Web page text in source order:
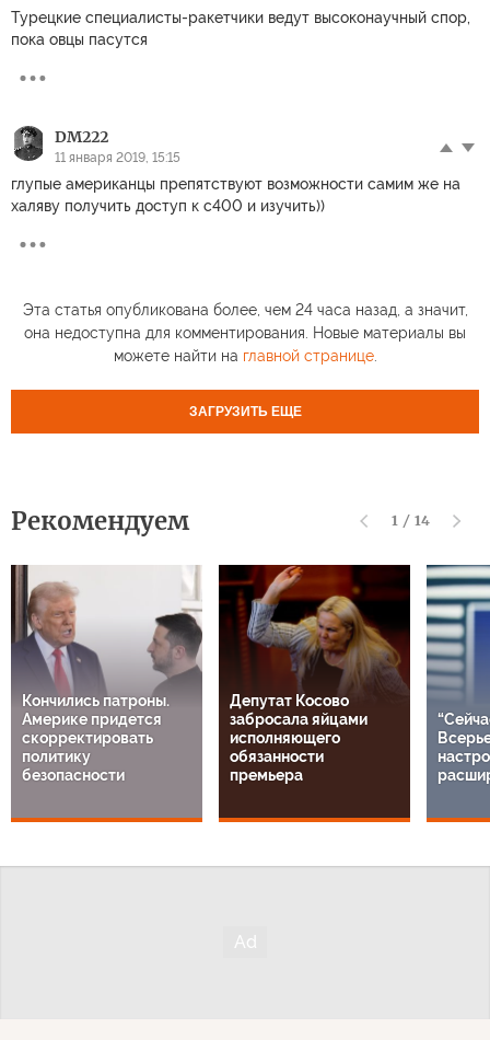
Турецкие специалисты-ракетчики ведут высоконаучный спор,
пока овцы пасутся
DM222
11 января 2019, 15:15
глупые американцы препятствуют возможности самим же на
халяву получить доступ к с400 и изучить))
Эта статья опубликована более, чем 24 часа назад, а значит,
она недоступна для комментирования. Новые материалы вы
можете найти на главной странице.
ЗАГРУЗИТЬ ЕЩЕ
Рекомендуем 1 / 14
Кончились патроны.
Америке придется
скорректировать
политику
безопасности
Депутат Косово
забросала яйцами
исполняющего
обязанности
премьера